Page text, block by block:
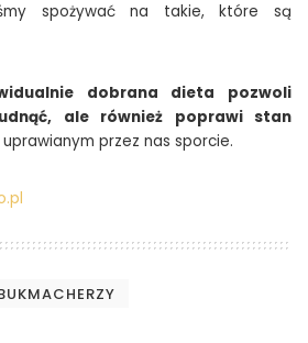
spożywać na takie, które są
dobrana dieta pozwoli
ale również poprawi stan
przez nas sporcie.